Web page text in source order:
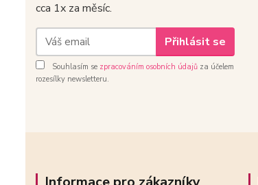
cca 1x za měsíc.
Přihlásit se
Souhlasím se zpracováním osobních údajů za účelem
rozesílky newsletteru.